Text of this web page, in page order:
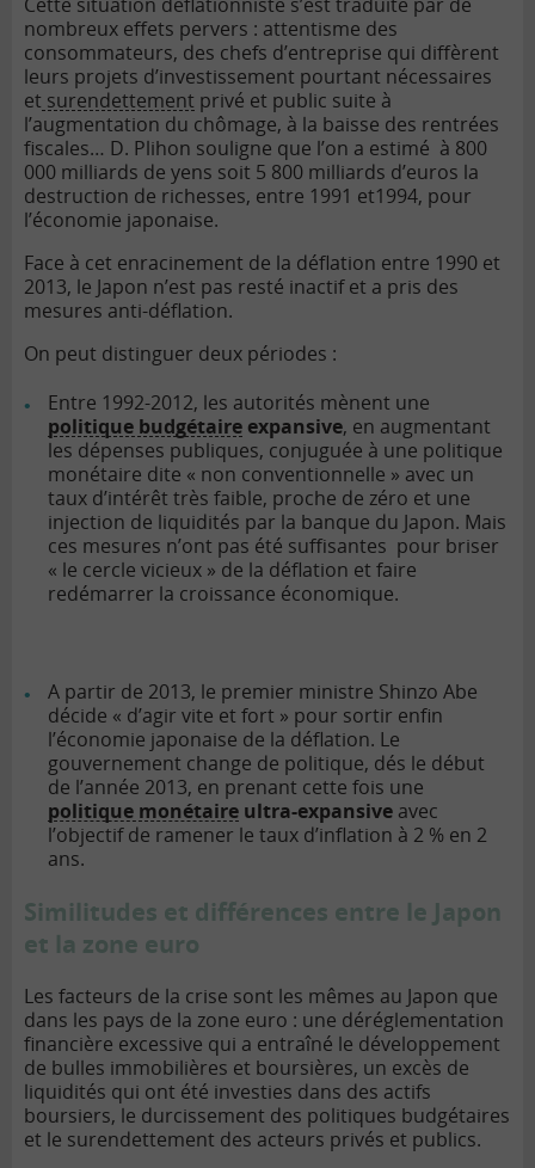
Cette situation déflationniste s’est traduite par de
nombreux effets pervers : attentisme des
consommateurs, des chefs d’entreprise qui diffèrent
leurs projets d’investissement pourtant nécessaires
et surendettement privé et public suite à
l’augmentation du chômage, à la baisse des rentrées
fiscales… D. Plihon souligne que l’on a estimé à 800
000 milliards de yens soit 5 800 milliards d’euros la
destruction de richesses, entre 1991 et1994, pour
l’économie japonaise.
Face à cet enracinement de la déflation entre 1990 et
2013, le Japon n’est pas resté inactif et a pris des
mesures anti-déflation.
On peut distinguer deux périodes :
Entre 1992-2012, les autorités mènent une
politique budgétaire expansive, en augmentant
les dépenses publiques, conjuguée à une politique
monétaire dite « non conventionnelle » avec un
taux d’intérêt très faible, proche de zéro et une
injection de liquidités par la banque du Japon. Mais
ces mesures n’ont pas été suffisantes pour briser
« le cercle vicieux » de la déflation et faire
redémarrer la croissance économique.
A partir de 2013, le premier ministre Shinzo Abe
décide « d’agir vite et fort » pour sortir enfin
l’économie japonaise de la déflation. Le
gouvernement change de politique, dés le début
de l’année 2013, en prenant cette fois une
politique monétaire ultra-expansive avec
l’objectif de ramener le taux d’inflation à 2 % en 2
ans.
Similitudes et différences entre le Japon
et la zone euro
Les facteurs de la crise sont les mêmes au Japon que
dans les pays de la zone euro : une déréglementation
financière excessive qui a entraîné le développement
de bulles immobilières et boursières, un excès de
liquidités qui ont été investies dans des actifs
boursiers, le durcissement des politiques budgétaires
et le surendettement des acteurs privés et publics.